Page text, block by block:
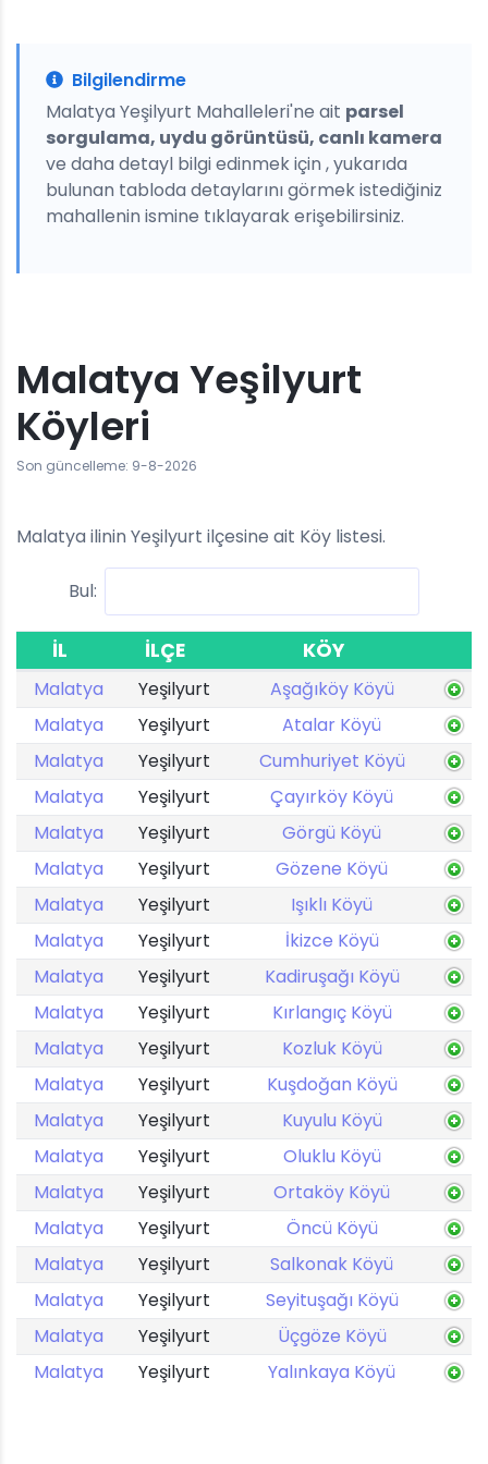
Bilgilendirme
Malatya Yeşilyurt Mahalleleri'ne ait parsel
sorgulama, uydu görüntüsü, canlı kamera
ve daha detayl bilgi edinmek için , yukarıda
bulunan tabloda detaylarını görmek istediğiniz
mahallenin ismine tıklayarak erişebilirsiniz.
Malatya Yeşilyurt
Köyleri
Son güncelleme: 9-8-2026
Malatya ilinin Yeşilyurt ilçesine ait Köy listesi.
Bul:
İL İLÇE KÖY
Malatya Yeşilyurt
Aşağıköy Köyü
Malatya
Yeşilyurt
Atalar Köyü
Malatya
Yeşilyurt
Cumhuriyet Köyü
Malatya
Yeşilyurt
Çayırköy Köyü
Malatya
Yeşilyurt
Görgü Köyü
Malatya
Yeşilyurt
Gözene Köyü
Malatya
Yeşilyurt
Işıklı Köyü
Malatya
Yeşilyurt
İkizce Köyü
Malatya
Yeşilyurt
Kadiruşağı Köyü
Malatya
Yeşilyurt
Kırlangıç Köyü
Malatya
Yeşilyurt
Kozluk Köyü
Malatya
Yeşilyurt
Kuşdoğan Köyü
Malatya
Yeşilyurt
Kuyulu Köyü
Malatya
Yeşilyurt
Oluklu Köyü
Malatya
Yeşilyurt
Ortaköy Köyü
Malatya
Yeşilyurt
Öncü Köyü
Malatya
Yeşilyurt
Salkonak Köyü
Malatya
Yeşilyurt
Seyituşağı Köyü
Malatya
Yeşilyurt
Üçgöze Köyü
Malatya
Yeşilyurt Yalınkaya Köyü